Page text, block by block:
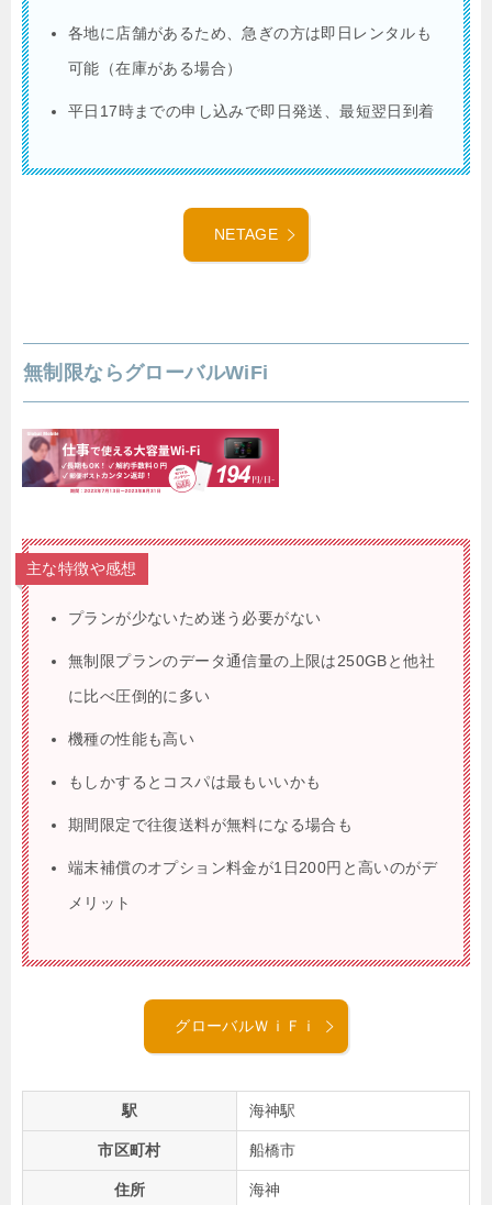
各地に店舗があるため、急ぎの方は即日レンタルも
可能（在庫がある場合）
平日17時までの申し込みで即日発送、最短翌日到着
NETAGE
無制限ならグローバルWiFi
主な特徴や感想
プランが少ないため迷う必要がない
無制限プランのデータ通信量の上限は250GBと他社
に比べ圧倒的に多い
機種の性能も高い
もしかするとコスパは最もいいかも
期間限定で往復送料が無料になる場合も
端末補償のオプション料金が1日200円と高いのがデ
メリット
グローバルＷｉＦｉ
駅 海神駅
市区町村 船橋市
住所 海神